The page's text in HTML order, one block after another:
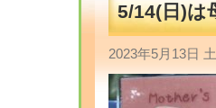
5/14(日)は
2023年5月13日